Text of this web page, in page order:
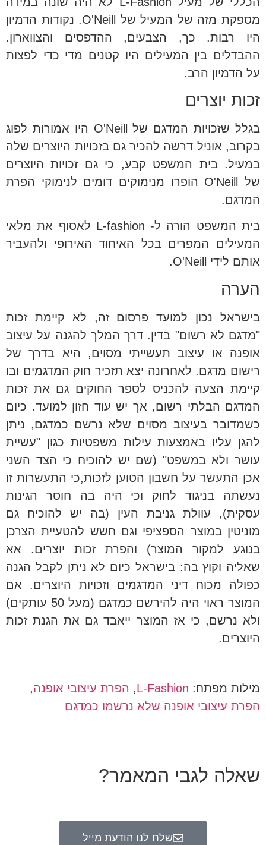
מספקת מזה של המעיל של O'Neill. נקודות הדמיון
היו רבות. כך, הצבעים, ההדפסים והצווארון.
ההבדלים בין המעילים היו קטנים מדי כדי לפצות
על הדמיון הרב.
זכות יוצרים
בגלל שזכויות המדגם של O'Neill היו אמורות לפוג
בקרוב, אוניל דרשה להכיר גם בזכויות היוצרים שלה
במעיל. בית המשפט קבע, כי גם זכויות היוצרים
של O'Neill הופרו מנימוקים דומים לנימוקי הפרת
המדגם.
בית המשפט הורה ל- L-fashion לאסוף את מלאי
המעילים המפרים בכל האיחוד האירופי ולהעביר
אותם לידי O'Neill.
הערה
בישראל נכון למועד פרסום זה, לא קיימת זכות
"מדגם לא רשום" בדין. דרך המלך להגנה על עיצוב
אופנה או עיצוב תעשייתי מסוים, היא בדרך של
רישום מדגם. לאחרונה יצא תזכיר חוק המדגמים ובו
קיימת הצעה להכניס לספר החוקים גם את זכות
המדגם הבלתי רשום, אך יש עוד חזון למועד. כיום
כשמדובר בעיצוב מסוים שלא נרשם כמדגם, ניתן
להגן עליו באמצעות עילות משפטיות כגון "עשיית
עושר ולא במשפט" (שם יש להוכיח כי הצד השני
אכן התעשר על חשבון הטוען לזכות,כי התעשרות זו
נעשתה בניגוד לחוק וכי היה בה חוסר הגינות
עסקית), עוולת גניבת העין (בה יש להוכיח גם
מוניטין במוצר הספציפי וגם חשש להטעיית הצרכן
בנוגע למקור המוצר) והפרת זכות יוצרים. אא
שאליה וקוץ בה: בישראל כיום לא ניתן לקבל הגנה
כפולה מכוח דיני המדגמים וזכויות היוצרים. אם
המוצר ראוי היה להירשם כמדגם (מעל 50 עותקים)
ולא נרשם, כי אז המוצר ייאבד גם את הגנת זכות
היוצרים.
מילות מפתח: L-Fashion
, הפרת עיצובי אופנה,
הפרת עיצובי אופנה שלא נרשמו כמדגם
שאלה לגבי המאמר?
שלח לנו הודעת מייל